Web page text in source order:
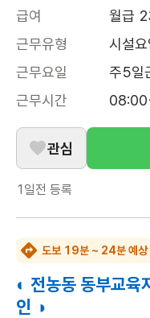
급여
월급
근무유형
시설
근무요일
주5일
근무시간
관심
1일전 등록
도보 19분 ~ 24분 예상
◐ 전농동 동부교육
인 ◑